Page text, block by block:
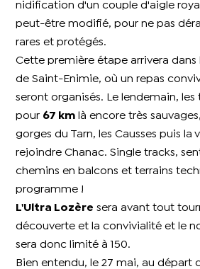
nidification d'un couple d'aigle
peut-être modifié, pour ne pas
rares et protégés.
Cette première étape arrivera dans
de Saint-Enimie, où un repas
seront organisés. Le lendemain,
pour 67 km là encore très
gorges du Tarn, les Causses puis la
rejoindre Chanac. Single tracks,
chemins en balcons et terrains
programme !
L'Ultra Lozère sera avant tout
découverte et la convivialité et le
sera donc limité à 150.
Bien entendu, le 27 mai, au départ